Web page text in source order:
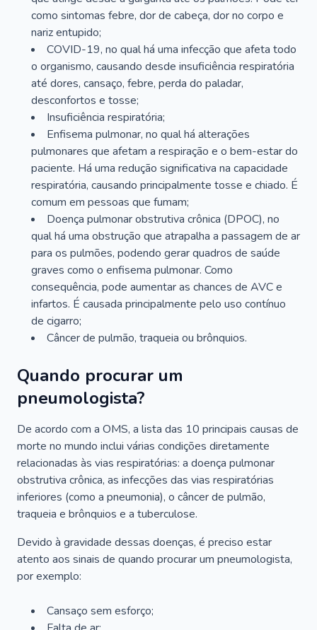
como sintomas febre, dor de cabeça, dor no corpo e
nariz entupido;
COVID-19, no qual há uma infecção que afeta todo
o organismo, causando desde insuficiência respiratória
até dores, cansaço, febre, perda do paladar,
desconfortos e tosse;
Insuficiência respiratória;
Enfisema pulmonar, no qual há alterações
pulmonares que afetam a respiração e o bem-estar do
paciente. Há uma redução significativa na capacidade
respiratória, causando principalmente tosse e chiado. É
comum em pessoas que fumam;
Doença pulmonar obstrutiva crônica (DPOC), no
qual há uma obstrução que atrapalha a passagem de ar
para os pulmões, podendo gerar quadros de saúde
graves como o enfisema pulmonar. Como
consequência, pode aumentar as chances de AVC e
infartos. É causada principalmente pelo uso contínuo
de cigarro;
Câncer de pulmão, traqueia ou brônquios.
Quando procurar um
pneumologista?
De acordo com a OMS, a lista das 10 principais causas de
morte no mundo inclui várias condições diretamente
relacionadas às vias respiratórias: a doença pulmonar
obstrutiva crônica, as infecções das vias respiratórias
inferiores (como a pneumonia), o câncer de pulmão,
traqueia e brônquios e a tuberculose.
Devido à gravidade dessas doenças, é preciso estar
atento aos sinais de quando procurar um pneumologista,
por exemplo:
Cansaço sem esforço;